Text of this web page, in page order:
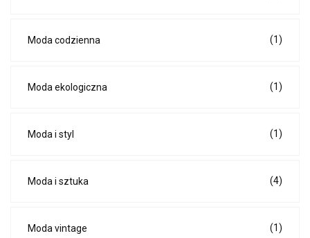
Moda codzienna (1)
Moda ekologiczna (1)
Moda i styl (1)
Moda i sztuka (4)
Moda vintage (1)